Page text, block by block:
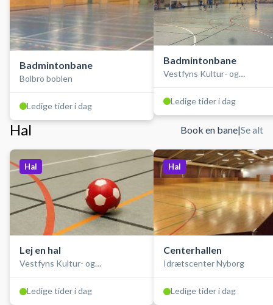
Badmintonbane
Bolbro boblen
Ledige tider i dag
Badmintonbane
Vestfyns Kultur- og
Ledige tider i dag
Hal Book en bane|Se alt
Hal
Lej en hal
Vestfyns Kultur- og
Ledige tider i dag
Hal
Centerhallen
Idrætscenter Nyborg
Ledige tider i dag